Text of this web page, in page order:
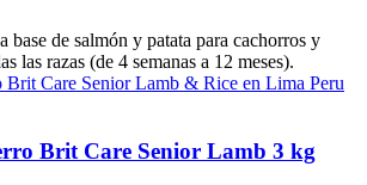
base de salmón y patata para cachorros y
las razas (de 4 semanas a 12 meses).
Brit Care Senior Lamb 3 kg